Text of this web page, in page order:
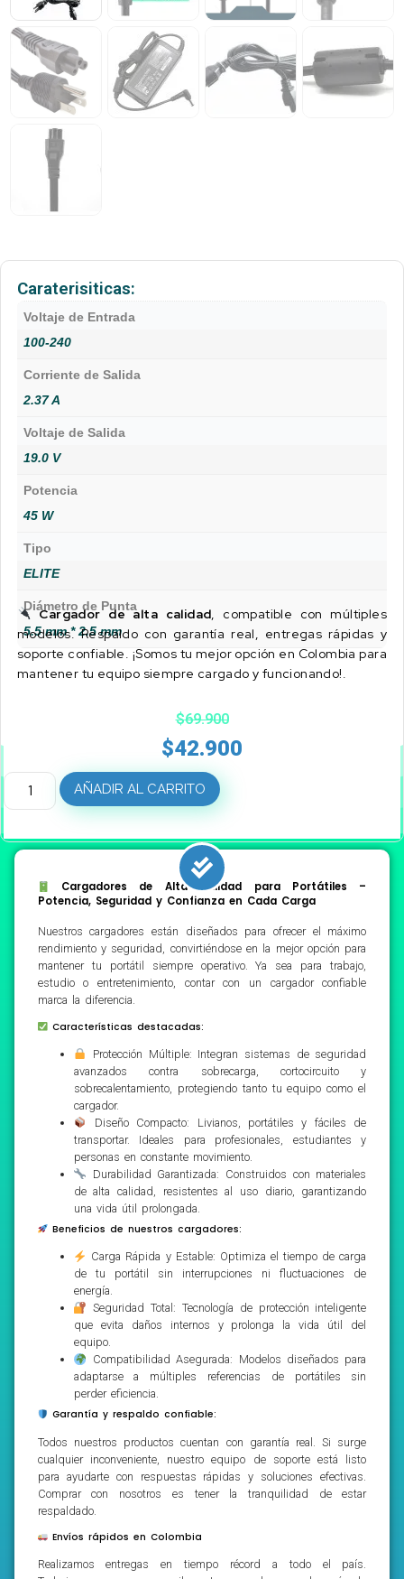
Caraterisiticas:
Voltaje de Entrada
100-240
Corriente de Salida
2.37 A
Voltaje de Salida
19.0 V
Potencia
45 W
Tipo
ELITE
Diámetro de Punta
5.5 mm * 2.5 mm
Cargador de alta calidad, compatible con múltiples
modelos. Respaldo con garantía real, entregas rápidas y
soporte confiable. ¡Somos tu mejor opción en Colombia para
mantener tu equipo siempre cargado y funcionando!.
$69.900
$42.900
AÑADIR AL CARRITO
Cargadores de Alta Calidad para Portátiles –
Potencia, Seguridad y Confianza en Cada Carga
Nuestros cargadores están diseñados para ofrecer el máximo
rendimiento y seguridad, convirtiéndose en la mejor opción para
mantener tu portátil siempre operativo. Ya sea para trabajo,
estudio o entretenimiento, contar con un cargador confiable
marca la diferencia.
Características destacadas:
Protección Múltiple: Integran sistemas de seguridad
avanzados contra sobrecarga, cortocircuito y
sobrecalentamiento, protegiendo tanto tu equipo como el
cargador.
Diseño Compacto: Livianos, portátiles y fáciles de
transportar. Ideales para profesionales, estudiantes y
personas en constante movimiento.
Durabilidad Garantizada: Construidos con materiales
de alta calidad, resistentes al uso diario, garantizando
una vida útil prolongada.
Beneficios de nuestros cargadores:
Carga Rápida y Estable: Optimiza el tiempo de carga
de tu portátil sin interrupciones ni fluctuaciones de
energía.
Seguridad Total: Tecnología de protección inteligente
que evita daños internos y prolonga la vida útil del
equipo.
Compatibilidad Asegurada: Modelos diseñados para
adaptarse a múltiples referencias de portátiles sin
perder eficiencia.
Garantía y respaldo confiable:
Todos nuestros productos cuentan con garantía real. Si surge
cualquier inconveniente, nuestro equipo de soporte está listo
para ayudarte con respuestas rápidas y soluciones efectivas.
Comprar con nosotros es tener la tranquilidad de estar
respaldado.
Envíos rápidos en Colombia
Realizamos entregas en tiempo récord a todo el país.